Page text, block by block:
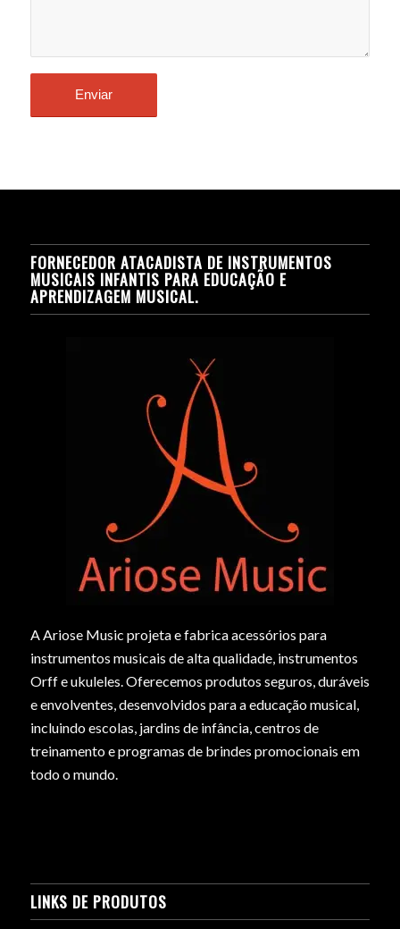
FORNECEDOR ATACADISTA DE INSTRUMENTOS
MUSICAIS INFANTIS PARA EDUCAÇÃO E
APRENDIZAGEM MUSICAL.
A Ariose Music projeta e fabrica acessórios para
instrumentos musicais de alta qualidade, instrumentos
Orff e ukuleles. Oferecemos produtos seguros, duráveis
e envolventes, desenvolvidos para a educação musical,
incluindo escolas, jardins de infância, centros de
treinamento e programas de brindes promocionais em
todo o mundo.
LINKS DE PRODUTOS